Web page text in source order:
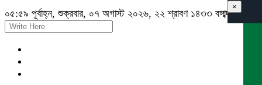
০৫:৫৯ পূর্বাহ্ন, শুক্রবার, ০৭ অগাস্ট ২০২৬, ২২ শ্রাবণ ১৪৩৩ বঙ্গাব্দ
×